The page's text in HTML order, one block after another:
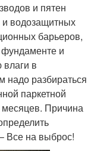
и пятен
водозащитных
барьеров,
и
влаги в
надо разбираться
паркетной
месяцев. Причина
Все на выброс!